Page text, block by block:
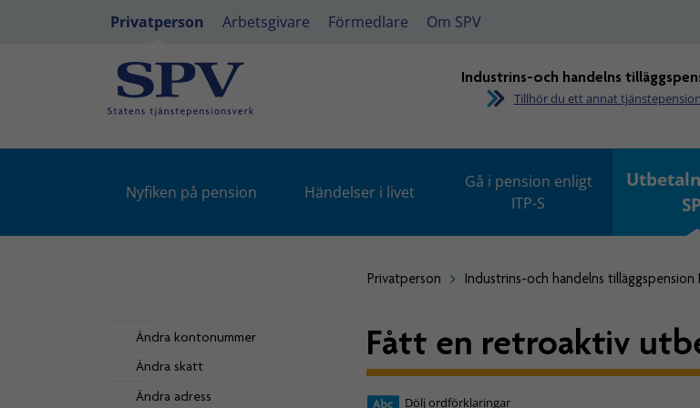
Privatperson Arbetsgivare Förmedlare Om SPV
Industrins-och handelns
Tillhör du ett annat
Nyfiken på pension Händelser i livet
Gå i pension enligt
ITP-S
Privatperson Industrins-och handelns tilläggspension
Ändra kontonummer
Ändra skatt
Ändra adress
Fått en retroaktiv
Dölj ordförklaringar